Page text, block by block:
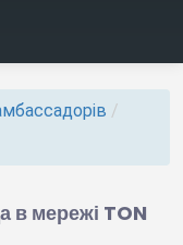
/
в мережі TON